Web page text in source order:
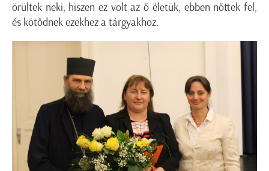
örültek neki, hiszen ez volt az ő életük, ebben nőttek fel,
és kötődnek ezekhez a tárgyakhoz.